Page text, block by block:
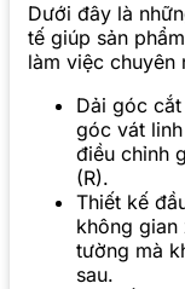
Dưới đây là
tế giúp sản
làm việc chuyên
Dải góc
góc vát
điều chỉnh
(R).
Thiết kế
không
tường mà
sau.